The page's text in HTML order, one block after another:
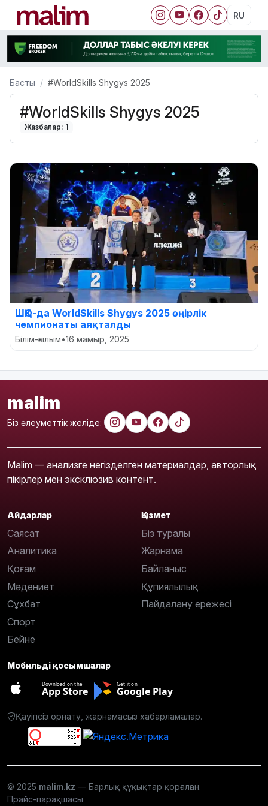
RU
Басты #WorldSkills Shygys 2025
#WorldSkills Shygys 2025
Жазбалар: 1
ШҚО-да WorldSkills Shygys 2025 өңірлік
чемпионаты аяқталды
Білім-ғылым•16 мамыр, 2025
malim
Біз әлеуметтік желіде:
Malim — анализге негізделген материалдар, авторлық
пікірлер мен эксклюзив контент.
Айдарлар
Саясат
Аналитика
Қоғам
Мәдениет
Сұхбат
Спорт
Бейне
Қызмет
Біз туралы
Жарнама
Байланыс
Құпиялылық
Пайдалану ережесі
Мобильді қосымшалар
Download on the
App Store
Get it on
Google Play
Қауіпсіз орнату, жарнамасыз хабарламалар.
© 2025 malim.kz — Барлық құқықтар қорғалған.
Прайс-парақшасы